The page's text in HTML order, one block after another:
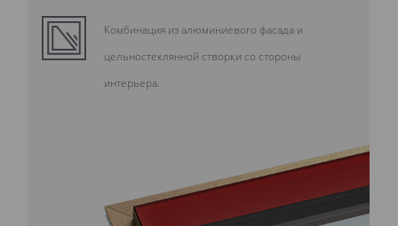
Комбинация из алюминиевого фасада и
цельностеклянной створки со стороны
интерьера.